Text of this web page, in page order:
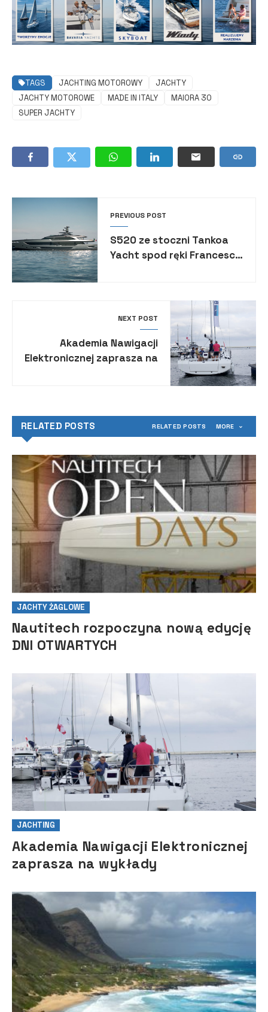
TAGS JACHTING MOTOROWY
JACHTY
JACHTY MOTOROWE
MADE IN ITALY
MAIORA 30
SUPER JACHTY
PREVIOUS POST
S520 ze stoczni Tankoa
Yacht spod ręki Francesco
NEXT POST
Akademia Nawigacji
Elektronicznej zaprasza na
RELATED POSTS RELATED POSTS MORE
JACHTY ŻAGLOWE
Nautitech rozpoczyna nową edycję
DNI OTWARTYCH
JACHTING
Akademia Nawigacji Elektronicznej
zaprasza na wykłady